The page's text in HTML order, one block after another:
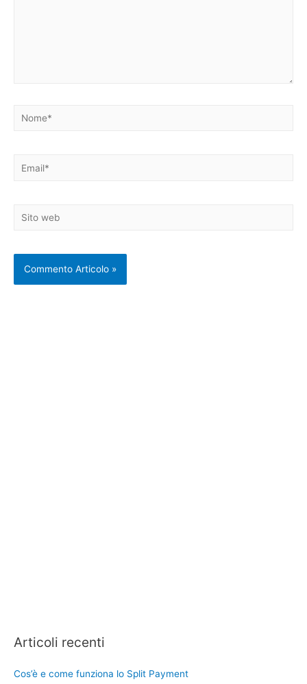
Nome*
Email*
Sito
Articoli recenti
Cos’è e come funziona lo Split Payment